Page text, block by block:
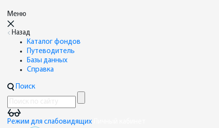
Меню
Назад
Каталог фондов
Путеводитель
Базы данных
Справка
Поиск
Режим для слабовидящих